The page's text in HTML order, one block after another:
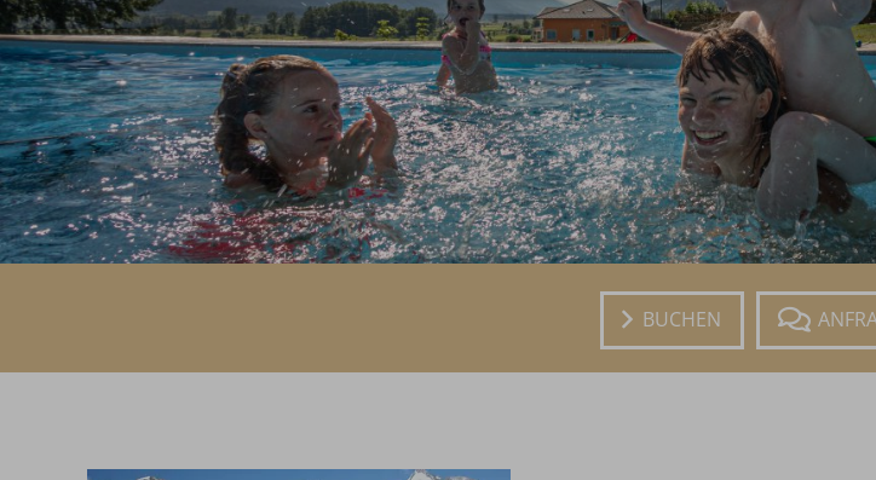
Buchen Anfragen